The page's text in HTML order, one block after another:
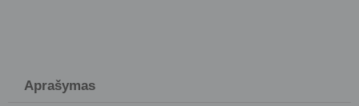
Aprašymas